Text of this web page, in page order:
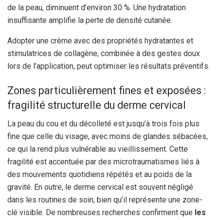
de la peau, diminuent d’environ 30 %. Une hydratation
insuffisante amplifie la perte de densité cutanée.
Adopter une crème avec des propriétés hydratantes et
stimulatrices de collagène, combinée à des gestes doux
lors de l’application, peut optimiser les résultats préventifs.
Zones particulièrement fines et exposées :
fragilité structurelle du derme cervical
La peau du cou et du décolleté est jusqu’à trois fois plus
fine que celle du visage, avec moins de glandes sébacées,
ce qui la rend plus vulnérable au vieillissement. Cette
fragilité est accentuée par des microtraumatismes liés à
des mouvements quotidiens répétés et au poids de la
gravité. En outre, le derme cervical est souvent négligé
dans les routines de soin, bien qu’il représente une zone-
clé visible. De nombreuses recherches confirment que les